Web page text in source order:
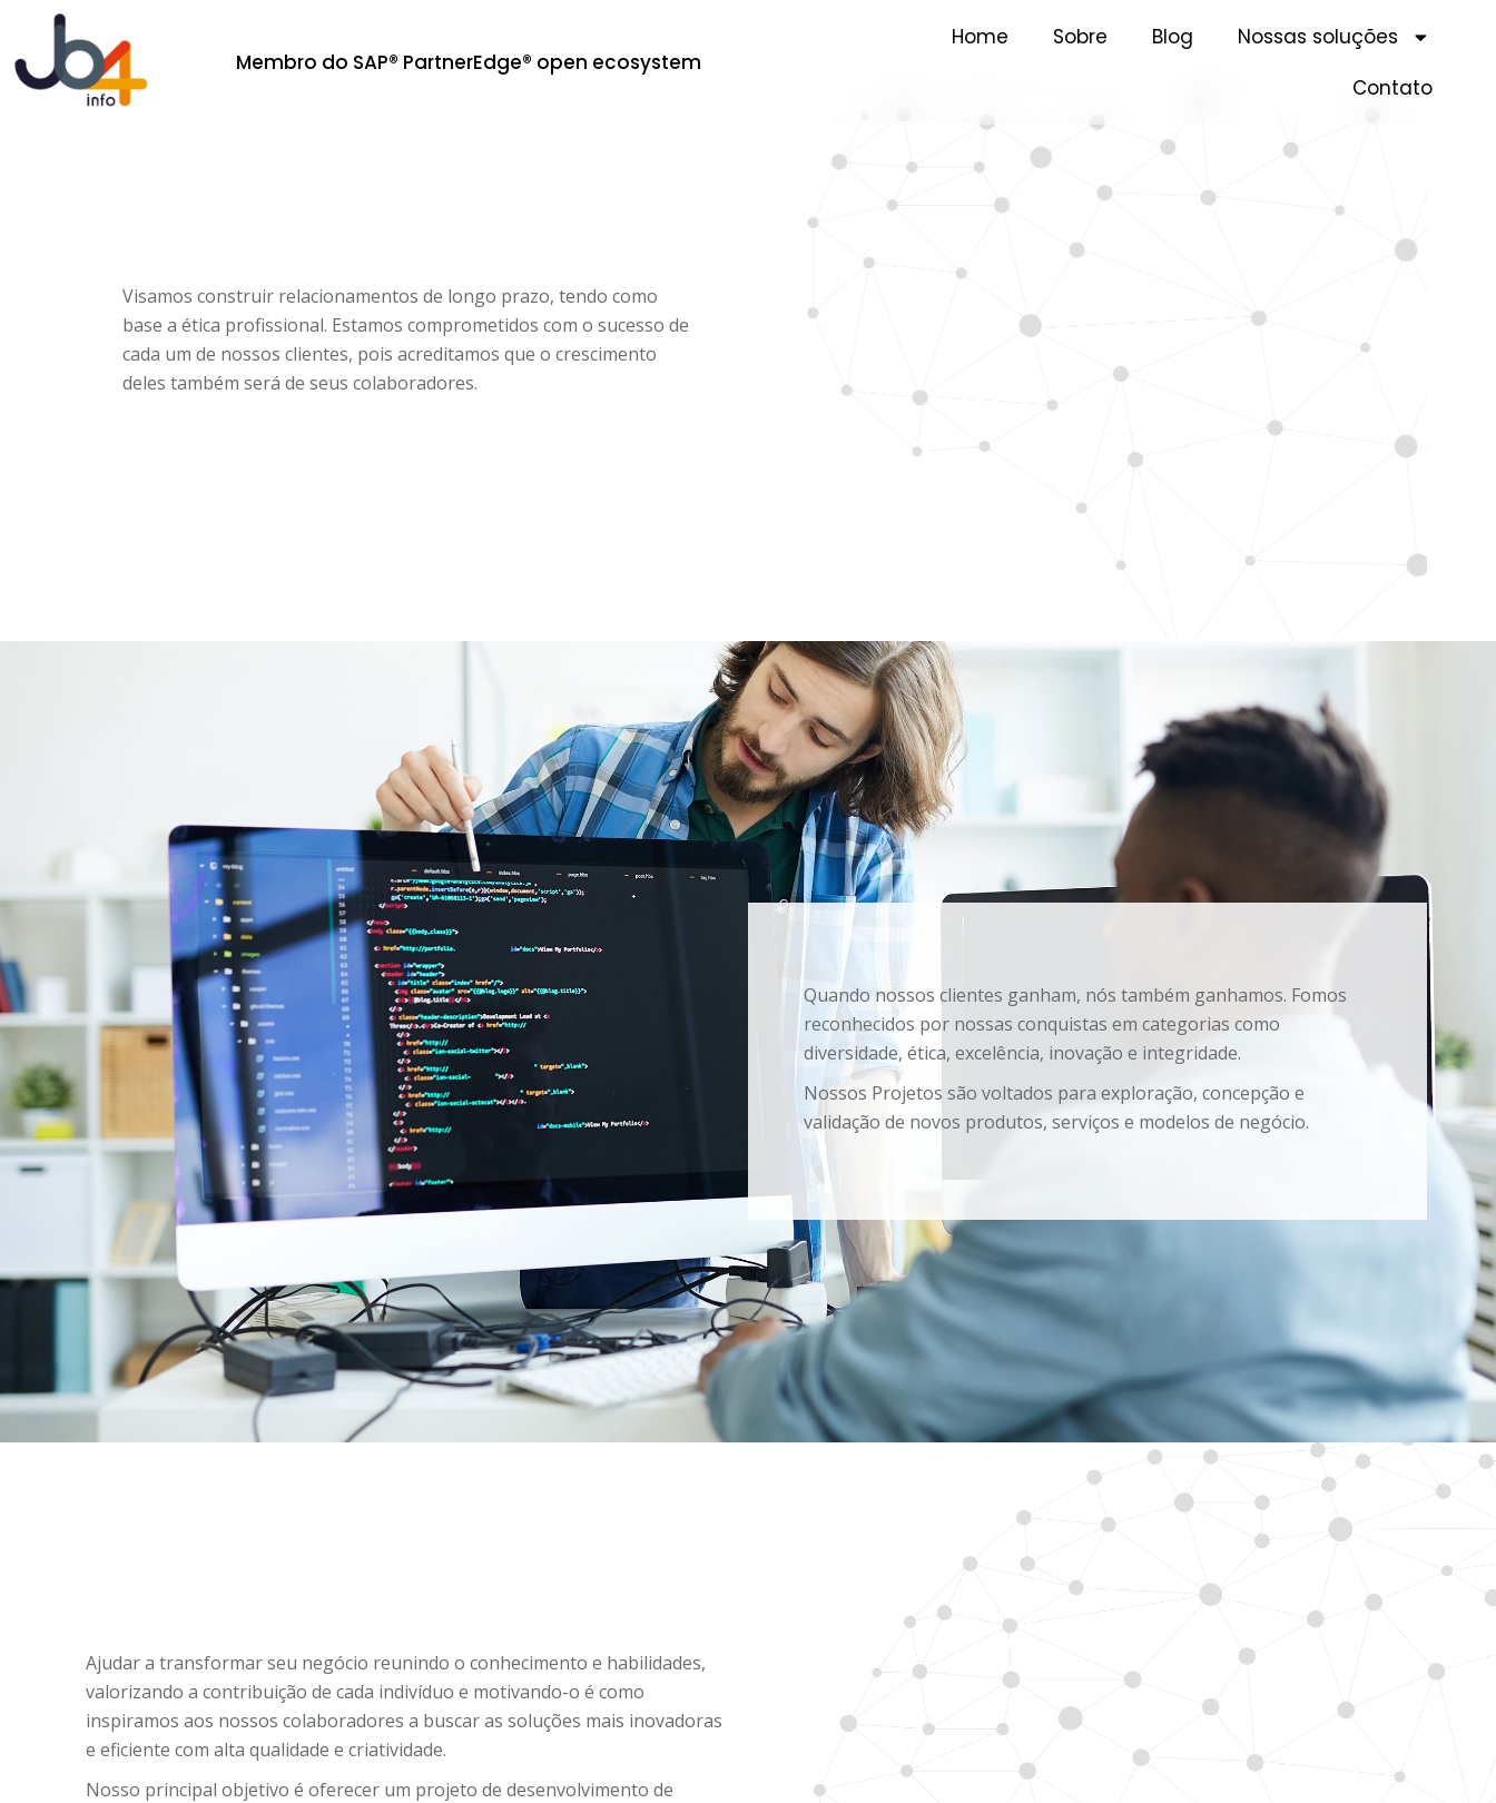
Membro do SAP® PartnerEdge® open ecosystem
Home Sobre Blog
Nossas soluções
Contato
Visamos construir relacionamentos de longo prazo, tendo como
base a ética profissional. Estamos comprometidos com o sucesso de
cada um de nossos clientes, pois acreditamos que o crescimento
deles também será de seus colaboradores.
Quando nossos clientes ganham, nós também ganhamos. Fomos
reconhecidos por nossas conquistas em categorias como
diversidade, ética, excelência, inovação e integridade.
Nossos Projetos são voltados para exploração, concepção e
validação de novos produtos, serviços e modelos de negócio.
Ajudar a transformar seu negócio reunindo o conhecimento e habilidades,
valorizando a contribuição de cada indivíduo e motivando-o é como
inspiramos aos nossos colaboradores a buscar as soluções mais inovadoras
e eficiente com alta qualidade e criatividade.
Nosso principal objetivo é oferecer um projeto de desenvolvimento de